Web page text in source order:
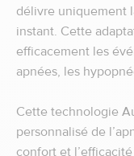
délivre uniquement
instant. Cette
efficacement les
apnées, les
Cette technologie
personnalisé de
confort et